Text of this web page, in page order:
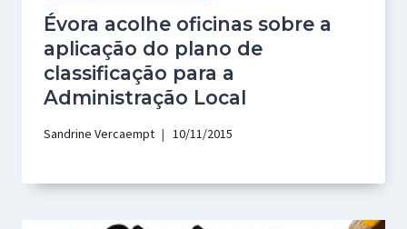
Évora acolhe oficinas sobre a
aplicação do plano de
classificação para a
Administração Local
Sandrine Vercaempt 10/11/2015